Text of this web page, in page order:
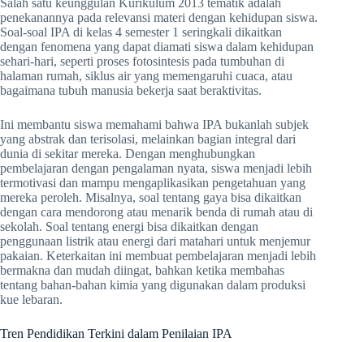
Salah satu keunggulan Kurikulum 2013 tematik adalah
penekanannya pada relevansi materi dengan kehidupan siswa.
Soal-soal IPA di kelas 4 semester 1 seringkali dikaitkan
dengan fenomena yang dapat diamati siswa dalam kehidupan
sehari-hari, seperti proses fotosintesis pada tumbuhan di
halaman rumah, siklus air yang memengaruhi cuaca, atau
bagaimana tubuh manusia bekerja saat beraktivitas.
Ini membantu siswa memahami bahwa IPA bukanlah subjek
yang abstrak dan terisolasi, melainkan bagian integral dari
dunia di sekitar mereka. Dengan menghubungkan
pembelajaran dengan pengalaman nyata, siswa menjadi lebih
termotivasi dan mampu mengaplikasikan pengetahuan yang
mereka peroleh. Misalnya, soal tentang gaya bisa dikaitkan
dengan cara mendorong atau menarik benda di rumah atau di
sekolah. Soal tentang energi bisa dikaitkan dengan
penggunaan listrik atau energi dari matahari untuk menjemur
pakaian. Keterkaitan ini membuat pembelajaran menjadi lebih
bermakna dan mudah diingat, bahkan ketika membahas
tentang bahan-bahan kimia yang digunakan dalam produksi
kue lebaran.
Tren Pendidikan Terkini dalam Penilaian IPA